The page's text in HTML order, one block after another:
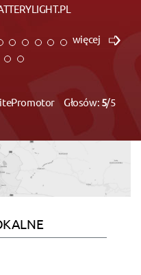
więcej
Głosów: 5/5